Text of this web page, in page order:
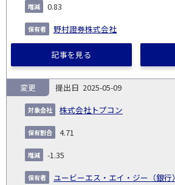
0.83
野村證券株式会社
記事を見る
2025-05-09
株式会社トプコン
変更
4.71
-1.35
ユービーエス・エイ・ジー（銀行）